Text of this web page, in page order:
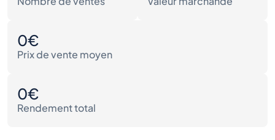
0€
Prix de vente moyen
0€
Rendement total